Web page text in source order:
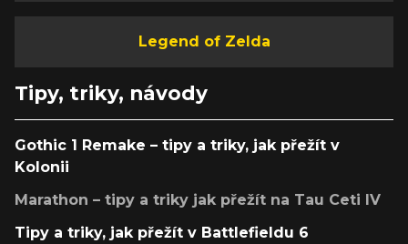
Legend of Zelda
Tipy, triky, návody
Gothic 1 Remake – tipy a triky, jak přežít v
Kolonii
Marathon – tipy a triky jak přežít na Tau Ceti IV
Tipy a triky, jak přežít v Battlefieldu 6